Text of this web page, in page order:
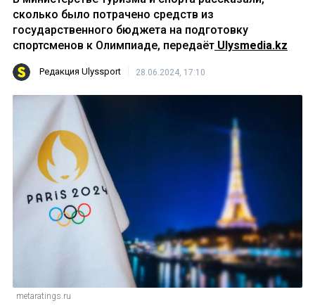
сколько было потрачено средств из
государственного бюджета на подготовку
спортсменов к Олимпиаде, передаёт Ulysmedia.kz
Редакция Ulyssport 28.06.2024, 17:10
metaratings.ru